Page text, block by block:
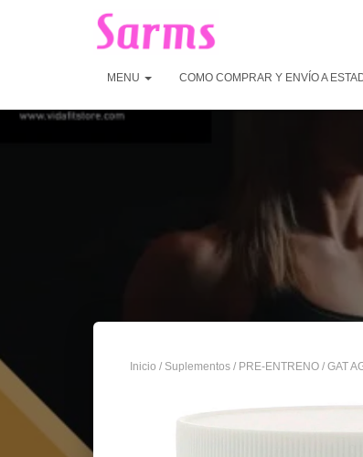
MENU COMO COMPRAR Y ENVÍO A
Inicio / Suplementos / PRE-ENTRENO / GAT